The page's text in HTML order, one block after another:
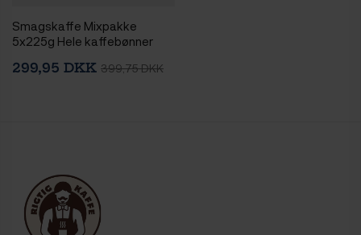
Smagskaffe Mixpakke
5x225g Hele kaffebønner
299,95 DKK 399,75 DKK